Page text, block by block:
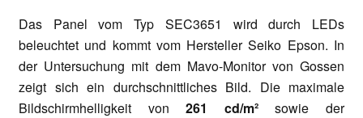
Das Panel vom Typ SEC3651 wird durch LEDs
beleuchtet und kommt vom Hersteller Seiko Epson. In
der Untersuchung mit dem Mavo-Monitor von Gossen
zeigt sich ein durchschnittliches Bild. Die maximale
Bildschirmhelligkeit von261 cd/m²sowie der